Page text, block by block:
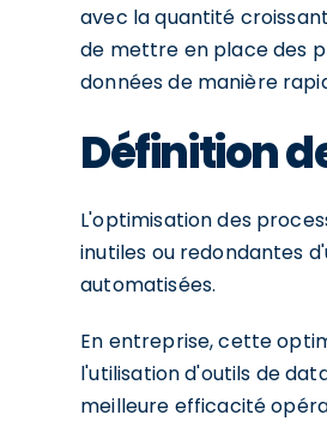
avec la quantité
de mettre en place des
données de manière
Définition
L'optimisation des
inutiles ou redondantes
automatisées.
En entreprise, cette
l'utilisation d'outils de
meilleure efficacité